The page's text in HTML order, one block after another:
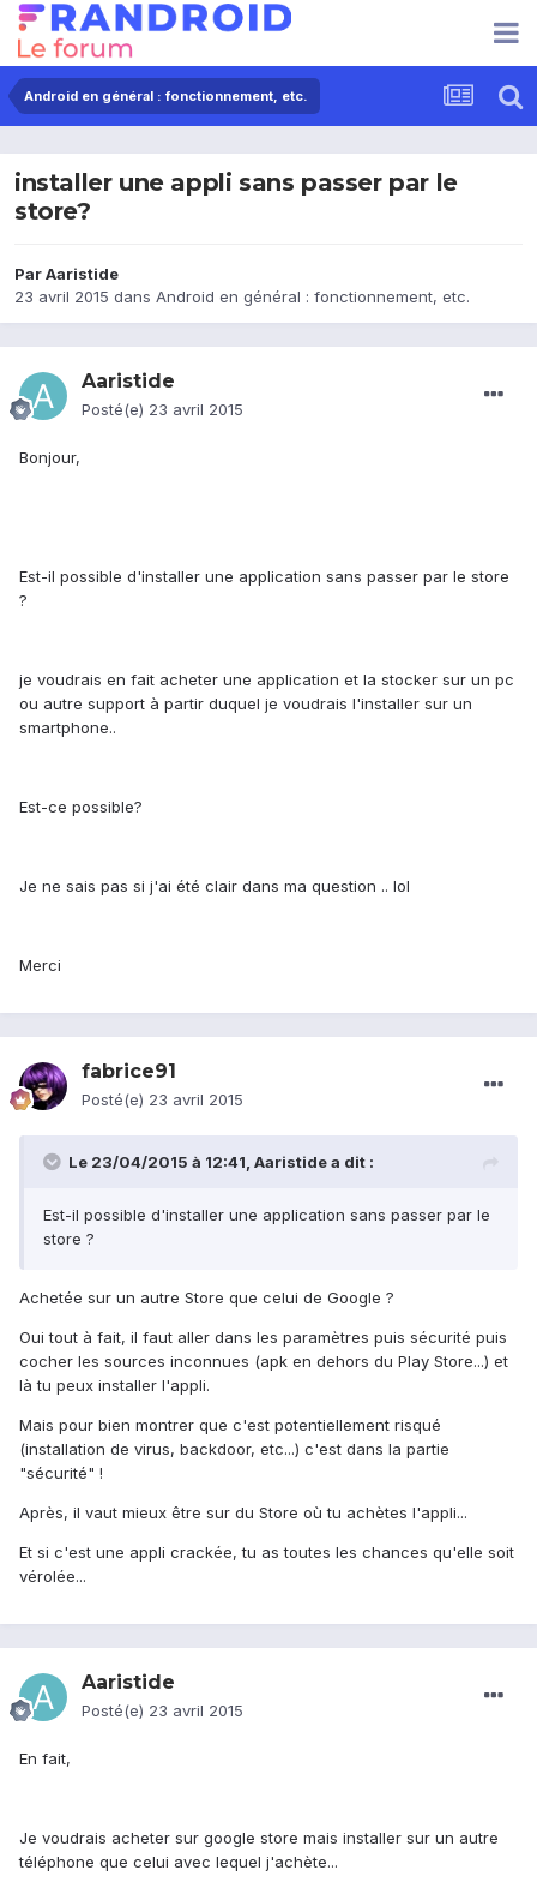
Android en général : fonctionnement, etc.
installer une appli sans passer par le
store?
ParAaristide
23 avril 2015 dans Android en général : fonctionnement, etc.
Aaristide
Posté(e) 23 avril 2015
Bonjour,
Est-il possible d'installer une application sans passer par le store
?
je voudrais en fait acheter une application et la stocker sur un pc
ou autre support à partir duquel je voudrais l'installer sur un
smartphone..
Est-ce possible?
Je ne sais pas si j'ai été clair dans ma question .. lol
Merci
fabrice91
Posté(e) 23 avril 2015
Le 23/04/2015 à 12:41, Aaristide a dit :
Est-il possible d'installer une application sans passer par le
store ?
Achetée sur un autre Store que celui de Google ?
Oui tout à fait, il faut aller dans les paramètres puis sécurité puis
cocher les sources inconnues (apk en dehors du Play Store...) et
là tu peux installer l'appli.
Mais pour bien montrer que c'est potentiellement risqué
(installation de virus, backdoor, etc...) c'est dans la partie
"sécurité" !
Après, il vaut mieux être sur du Store où tu achètes l'appli...
Et si c'est une appli crackée, tu as toutes les chances qu'elle soit
vérolée...
Aaristide
Posté(e) 23 avril 2015
En fait,
Je voudrais acheter sur google store mais installer sur un autre
téléphone que celui avec lequel j'achète...